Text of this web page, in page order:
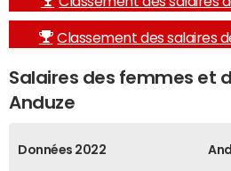
Classement des salaires
Salaires des femmes et
Anduze
Données 2022